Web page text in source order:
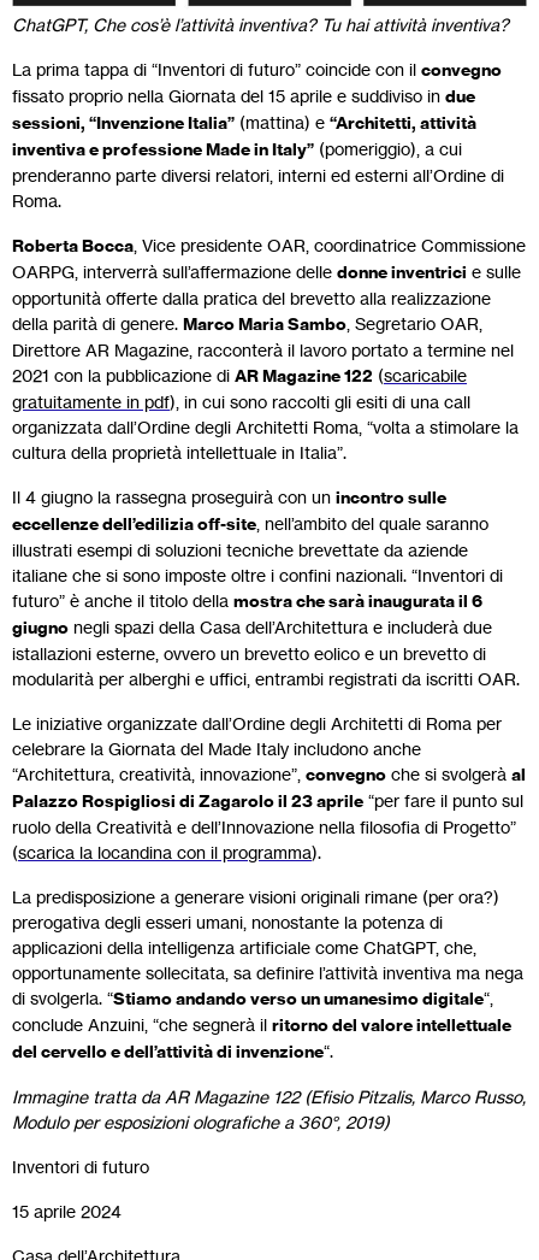
ChatGPT, Che cos’è l’attività inventiva? Tu hai attività inventiva?
La prima tappa di “Inventori di futuro” coincide con il convegno
fissato proprio nella Giornata del 15 aprile e suddiviso in due
sessioni, “Invenzione Italia” (mattina) e “Architetti, attività
inventiva e professione Made in Italy” (pomeriggio), a cui
prenderanno parte diversi relatori, interni ed esterni all’Ordine di
Roma.
Roberta Bocca , Vice presidente OAR, coordinatrice Commissione
OARPG, interverrà sull’affermazione delle donne inventrici e sulle
opportunità offerte dalla pratica del brevetto alla realizzazione
della parità di genere. Marco Maria Sambo , Segretario OAR,
Direttore AR Magazine, racconterà il lavoro portato a termine nel
2021 con la pubblicazione di AR Magazine 122 (scaricabile
gratuitamente in pdf), in cui sono raccolti gli esiti di una call
organizzata dall’Ordine degli Architetti Roma, “volta a stimolare la
cultura della proprietà intellettuale in Italia”.
Il 4 giugno la rassegna proseguirà con un incontro sulle
eccellenze dell’edilizia off-site , nell’ambito del quale saranno
illustrati esempi di soluzioni tecniche brevettate da aziende
italiane che si sono imposte oltre i confini nazionali. “Inventori di
futuro” è anche il titolo della mostra che sarà inaugurata il 6
giugno negli spazi della Casa dell’Architettura e includerà due
istallazioni esterne, ovvero un brevetto eolico e un brevetto di
modularità per alberghi e uffici, entrambi registrati da iscritti OAR.
Le iniziative organizzate dall’Ordine degli Architetti di Roma per
celebrare la Giornata del Made Italy includono anche
“Architettura, creatività, innovazione”, convegno che si svolgerà al
Palazzo Rospigliosi di Zagarolo il 23 aprile “per fare il punto sul
ruolo della Creatività e dell’Innovazione nella filosofia di Progetto”
(scarica la locandina con il programma).
La predisposizione a generare visioni originali rimane (per ora?)
prerogativa degli esseri umani, nonostante la potenza di
applicazioni della intelligenza artificiale come ChatGPT, che,
opportunamente sollecitata, sa definire l’attività inventiva ma nega
di svolgerla. “Stiamo andando verso un umanesimo digitale“,
conclude Anzuini, “che segnerà il ritorno del valore intellettuale
del cervello e dell’attività di invenzione“.
Immagine tratta da AR Magazine 122 (Efisio Pitzalis, Marco Russo,
Modulo per esposizioni olografiche a 360°, 2019)
Inventori di futuro
15 aprile 2024
Casa dell’Architettura,